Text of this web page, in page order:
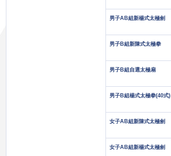
男子AB組新楊式太極劍
男子B組新陳式太極拳
男子B組自選太極扇
男子B組楊式太極拳(40式)
女子AB組新陳式太極劍
女子AB組新楊式太極劍